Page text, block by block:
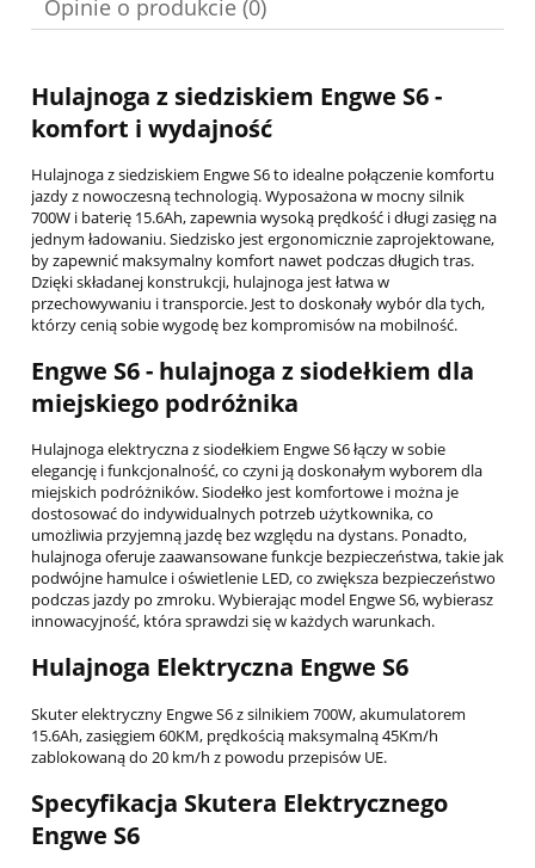
Opinie o produkcie (0)
Hulajnoga z siedziskiem Engwe S6 -
komfort i wydajność
Hulajnoga z siedziskiem Engwe S6 to idealne połączenie komfortu
jazdy z nowoczesną technologią. Wyposażona w mocny silnik
700W i baterię 15.6Ah, zapewnia wysoką prędkość i długi zasięg na
jednym ładowaniu. Siedzisko jest ergonomicznie zaprojektowane,
by zapewnić maksymalny komfort nawet podczas długich tras.
Dzięki składanej konstrukcji, hulajnoga jest łatwa w
przechowywaniu i transporcie. Jest to doskonały wybór dla tych,
którzy cenią sobie wygodę bez kompromisów na mobilność.
Engwe S6 - hulajnoga z siodełkiem dla
miejskiego podróżnika
Hulajnoga elektryczna z siodełkiem Engwe S6 łączy w sobie
elegancję i funkcjonalność, co czyni ją doskonałym wyborem dla
miejskich podróżników. Siodełko jest komfortowe i można je
dostosować do indywidualnych potrzeb użytkownika, co
umożliwia przyjemną jazdę bez względu na dystans. Ponadto,
hulajnoga oferuje zaawansowane funkcje bezpieczeństwa, takie jak
podwójne hamulce i oświetlenie LED, co zwiększa bezpieczeństwo
podczas jazdy po zmroku. Wybierając model Engwe S6, wybierasz
innowacyjność, która sprawdzi się w każdych warunkach.
Hulajnoga Elektryczna Engwe S6
Skuter elektryczny Engwe S6 z silnikiem 700W, akumulatorem
15.6Ah, zasięgiem 60KM, prędkością maksymalną 45Km/h
zablokowaną do 20 km/h z powodu przepisów UE.
Specyfikacja Skutera Elektrycznego
Engwe S6